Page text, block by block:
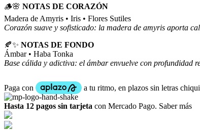
$225.00
🪵🌸 NOTAS DE CORAZÓN
Madera de Amyris • Iris • Flores Sutiles
Corazón suave y sofisticado: la madera de amyris aporta
🍂✨ NOTAS DE FONDO
Ámbar • Haba Tonka
Base cálida y adictiva: el ámbar envuelve con profundidad
Hasta 12 pagos sin tarjeta con Mercado Pago. Saber más